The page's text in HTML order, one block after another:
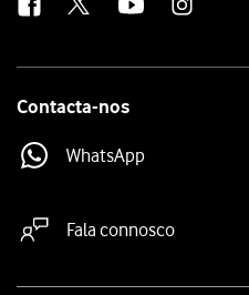
Contacta-nos
WhatsApp
Fala connosco